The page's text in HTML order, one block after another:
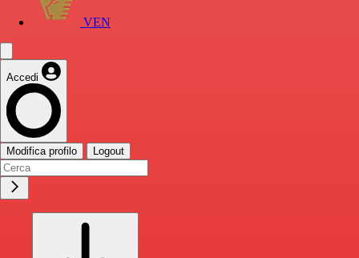
VEN
Accedi
Modifica profilo Logout